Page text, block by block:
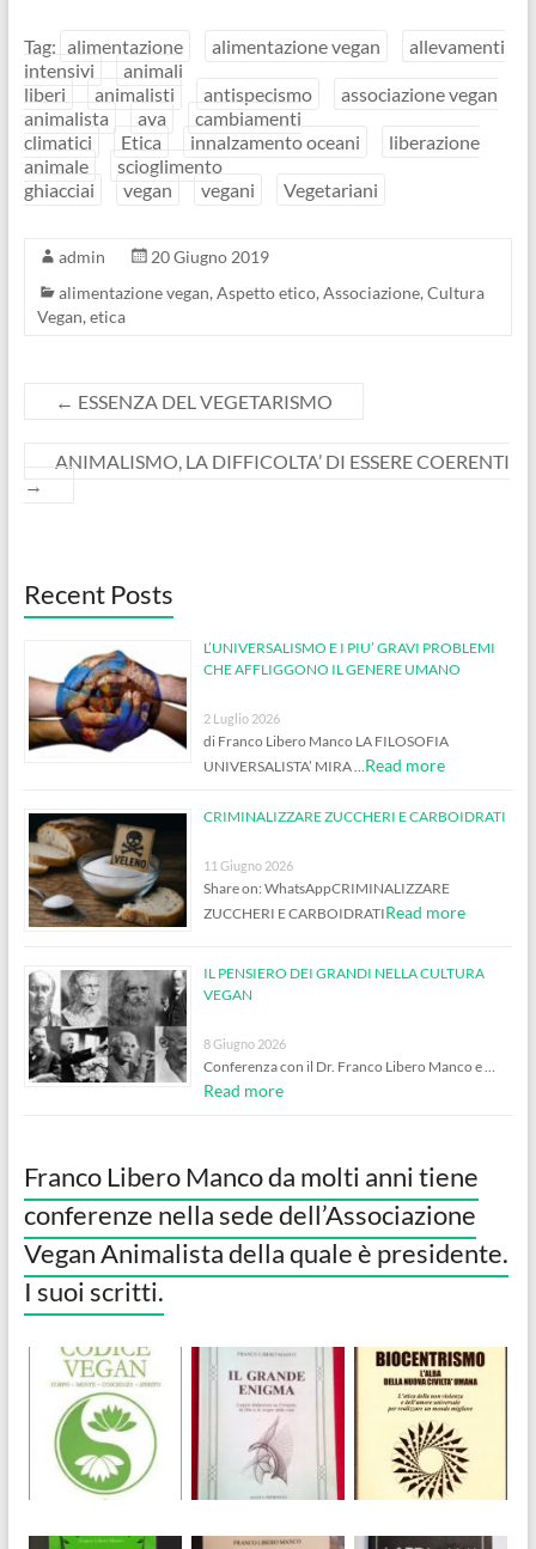
Tag: alimentazione alimentazione vegan
allevamenti
intensivi
animali
liberi
animalisti antispecismo
associazione vegan
animalista
ava
cambiamenti
climatici
Etica innalzamento oceani
liberazione
animale
scioglimento
ghiacciai
vegan vegani Vegetariani
admin
20 Giugno 2019
alimentazione vegan, Aspetto etico, Associazione, Cultura
Vegan, etica
← ESSENZA DEL VEGETARISMO
ANIMALISMO, LA DIFFICOLTA’ DI ESSERE COERENTI
→
Recent Posts
L’UNIVERSALISMO E I PIU’ GRAVI PROBLEMI
CHE AFFLIGGONO IL GENERE UMANO
2 Luglio 2026
di Franco Libero Manco LA FILOSOFIA
UNIVERSALISTA’ MIRA …Read more
CRIMINALIZZARE ZUCCHERI E CARBOIDRATI
11 Giugno 2026
Share on: WhatsAppCRIMINALIZZARE
ZUCCHERI E CARBOIDRATIRead more
IL PENSIERO DEI GRANDI NELLA CULTURA
VEGAN
8 Giugno 2026
Conferenza con il Dr. Franco Libero Manco e …
Read more
Franco Libero Manco da molti anni tiene
conferenze nella sede dell’Associazione
Vegan Animalista della quale è presidente.
I suoi scritti.